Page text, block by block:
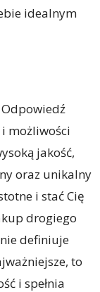
idealnym
Odpowiedź
możliwości
jakość,
oraz unikalny
i stać Cię
drogiego
definiuje
to
i spełnia